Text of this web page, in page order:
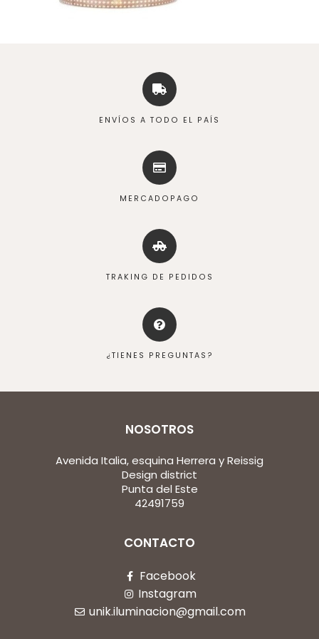
ENVÍOS A TODO EL PAÍS
MERCADOPAGO
TRAKING DE PEDIDOS
¿TIENES PREGUNTAS?
NOSOTROS
Avenida Italia, esquina Herrera y Reissig
Design district
Punta del Este
42491759
CONTACTO
Facebook
Instagram
unik.iluminacion@gmail.com